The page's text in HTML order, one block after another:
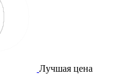
Лучшая цена